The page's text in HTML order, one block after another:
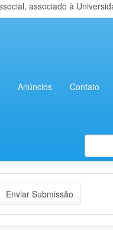
associado à
Anúncios Contato
Enviar Submissão